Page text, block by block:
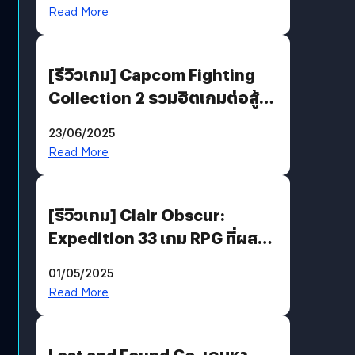
Read More
[รีวิวเกม] Capcom Fighting
Collection 2 รวมฮิตเกมต่อสู้ใน
23/06/2025
Read More
[รีวิวเกม] Clair Obscur:
Expedition 33 เกม RPG ที่ผสาน
ได้ลงตัว
01/05/2025
Read More